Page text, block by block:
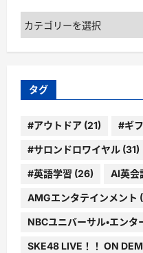
カ
ゴ
ー
タグ
#アウトドア (21) #ギ
#サロンドロワイヤル (31)
#英語学習 (26) AI英会
AMGエンタテインメント
NBCユニバーサル・エン
SKE48 LIVE！！ ON